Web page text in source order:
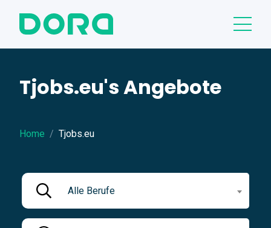
Tjobs.eu's Angebote
Home Tjobs.eu
Alle Berufe